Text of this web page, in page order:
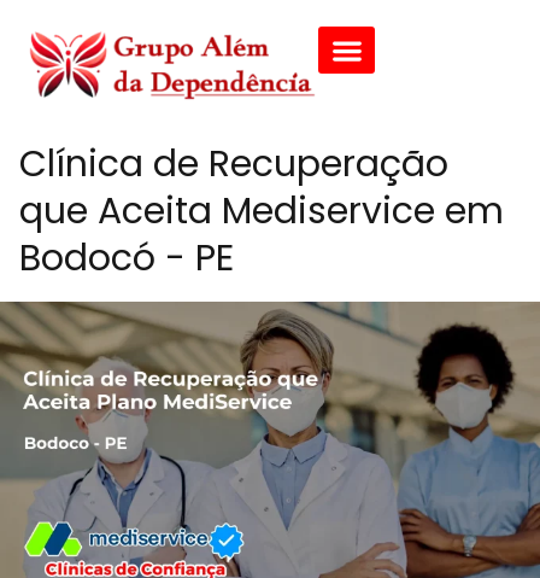
Clínica de Recuperação
que Aceita Mediservice em
Bodocó - PE